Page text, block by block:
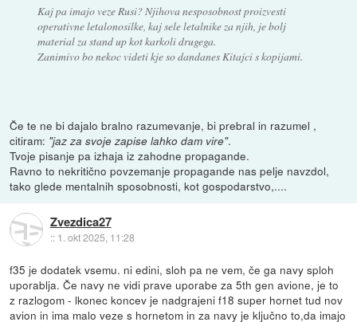
Kaj pa imajo veze Rusi? Njihova nesposobnost proizvesti
operativne letalonosilke, kaj sele letalnike za njih, je bolj
material za stand up kot karkoli drugega.
Zanimivo bo nekoc videti kje so dandanes Kitajci s kopijami.
Če te ne bi dajalo bralno razumevanje, bi prebral in razumel ,
citiram: "jaz za svoje zapise lahko dam vire".
Tvoje pisanje pa izhaja iz zahodne propagande.
Ravno to nekritično povzemanje propagande nas pelje navzdol,
tako glede mentalnih sposobnosti, kot gospodarstvo,....
Zvezdica27
:: 1. okt 2025, 11:28
f35 je dodatek vsemu. ni edini, sloh pa ne vem, če ga navy sploh
uporablja. Če navy ne vidi prave uporabe za 5th gen avione, je to
z razlogom - lkonec koncev je nadgrajeni f18 super hornet tud nov
avion in ima malo veze s hornetom in za navy je ključno to,da imajo